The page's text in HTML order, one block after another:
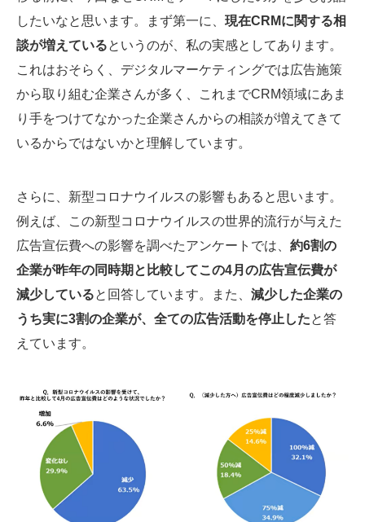
したいなと思います。まず第一に、 現在CRMに関する相
談が増えているというのが、私の実感としてあります。
これはおそらく、デジタルマーケティングでは広告施策
から取り組む企業さんが多く、これまでCRM領域にあま
り手をつけてなかった企業さんからの相談が増えてきて
いるからではないかと理解しています。
さらに、新型コロナウイルスの影響もあると思います。
例えば、この新型コロナウイルスの世界的流行が与えた
広告宣伝費への影響を調べたアンケートでは、 約6割の
企業が昨年の同時期と比較してこの4月の広告宣伝費が
減少していると回答しています。また、 減少した企業の
うち実に3割の企業が、全ての広告活動を停止したと答
えています。